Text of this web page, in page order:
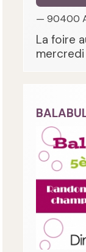
— 90400
La foire